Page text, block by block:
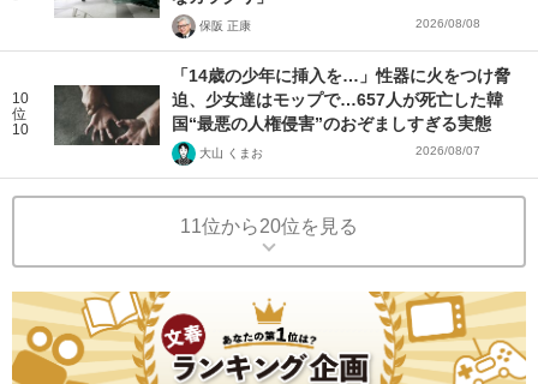
保阪 正康 2026/08/08
10
位
10
「14歳の少年に挿入を…」性器に火をつけ脅
迫、少女達はモップで…657人が死亡した韓
国“最悪の人権侵害”のおぞましすぎる実態
大山 くまお 2026/08/07
11位から20位を見る